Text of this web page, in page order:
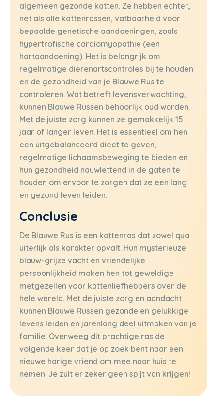
algemeen gezonde katten. Ze hebben echter,
net als alle kattenrassen, vatbaarheid voor
bepaalde genetische aandoeningen, zoals
hypertrofische cardiomyopathie (een
hartaandoening). Het is belangrijk om
regelmatige dierenartscontroles bij te houden
en de gezondheid van je Blauwe Rus te
controleren. Wat betreft levensverwachting,
kunnen Blauwe Russen behoorlijk oud worden.
Met de juiste zorg kunnen ze gemakkelijk 15
jaar of langer leven. Het is essentieel om hen
een uitgebalanceerd dieet te geven,
regelmatige lichaamsbeweging te bieden en
hun gezondheid nauwlettend in de gaten te
houden om ervoor te zorgen dat ze een lang
en gezond leven leiden.
Conclusie
De Blauwe Rus is een kattenras dat zowel qua
uiterlijk als karakter opvalt. Hun mysterieuze
blauw-grijze vacht en vriendelijke
persoonlijkheid maken hen tot geweldige
metgezellen voor kattenliefhebbers over de
hele wereld. Met de juiste zorg en aandacht
kunnen Blauwe Russen gezonde en gelukkige
levens leiden en jarenlang deel uitmaken van je
familie. Overweeg dit prachtige ras de
volgende keer dat je op zoek bent naar een
nieuwe harige vriend om mee naar huis te
nemen. Je zult er zeker geen spijt van krijgen!